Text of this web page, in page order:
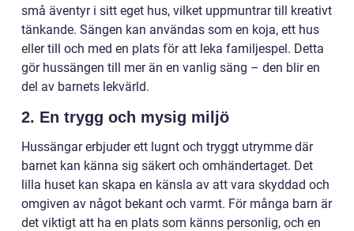
små äventyr i sitt eget hus, vilket uppmuntrar till kreativt
tänkande. Sängen kan användas som en koja, ett hus
eller till och med en plats för att leka familjespel. Detta
gör hussängen till mer än en vanlig säng – den blir en
del av barnets lekvärld.
2. En trygg och mysig miljö
Hussängar erbjuder ett lugnt och tryggt utrymme där
barnet kan känna sig säkert och omhändertaget. Det
lilla huset kan skapa en känsla av att vara skyddad och
omgiven av något bekant och varmt. För många barn är
det viktigt att ha en plats som känns personlig, och en